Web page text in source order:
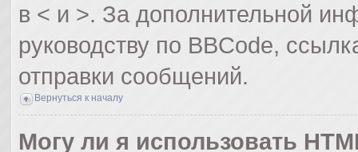
в < и >. За дополнительной
руководству по BBCode,
отправки сообщений.
Вернуться к началу
Могу ли я использовать